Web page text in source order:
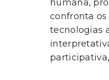
humana,
confronta os
tecnologias